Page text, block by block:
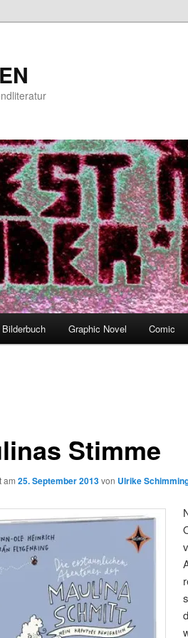
Bilderbuch Graphic Novel Comic
Stimme
am 25. September 2013von Ulrike